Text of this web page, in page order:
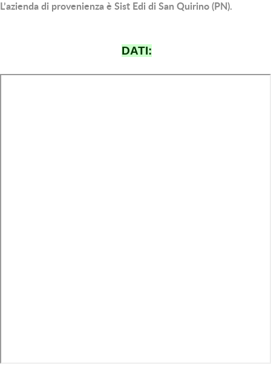
L’azienda di provenienza è Sist Edi di San Quirino (PN).
DATI: